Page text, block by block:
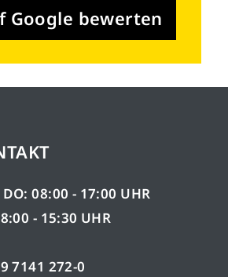
Google bewerten
DO: 08:00 - 17:00 UHR
- 15:30 UHR
7141 272-0